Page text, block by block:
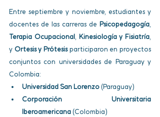
Entre septiembre y noviembre, estudiantes y
docentes de las carreras de Psicopedagogía
Terapia Ocupacional, Kinesiología y Fisiatría
y Ortesis y Prótesis participaron en proyectos
conjuntos con universidades de Paraguay y
Colombia:
Universidad San Lorenzo (Paraguay)
Corporación Universitaria
Iberoamericana (Colombia)